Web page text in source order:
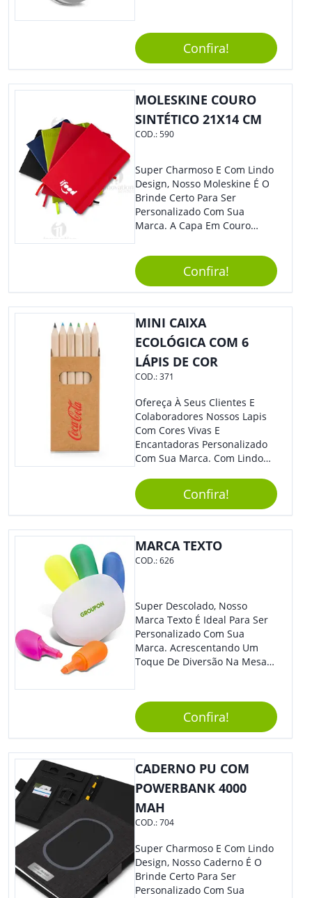
De Exposição.
Confira!
MOLESKINE COURO
SINTÉTICO 21X14 CM
COD.:590
Super Charmoso E Com Lindo
Design, Nosso Moleskine É O
Brinde Certo Para Ser
Personalizado Com Sua
Marca. A Capa Em Couro
Elástico Permite Maior
Segurança Ao Carregá-Lo.
Ofereça A Seus Clientes E
Colaboradores, Sem Dúvidas
Eles Irão Adorar.
Confira!
MINI CAIXA
ECOLÓGICA COM 6
LÁPIS DE COR
COD.:371
Ofereça À Seus Clientes E
Colaboradores Nossos Lapis
Com Cores Vivas E
Encantadoras Personalizado
Com Sua Marca. Com Lindo
Para Diversas Ocasiões.
Perfeito, Não É?!
Confira!
MARCA TEXTO
COD.:626
Super Descolado, Nosso
Marca Texto É Ideal Para Ser
Personalizado Com Sua
Marca. Acrescentando Um
Toque De Diversão Na Mesa
Clientes E Colaboradores. O
Grande Destaque De Eventos
E Feiras De Negócio
Confira!
CADERNO PU COM
POWERBANK 4000
MAH
COD.:704
Super Charmoso E Com Lindo
Design, Nosso Caderno É O
Brinde Certo Para Ser
Personalizado Com Sua